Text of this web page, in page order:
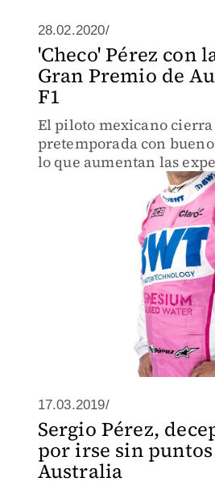
28.02.2020/
'Checo' Pérez con
Gran Premio de
F1
El piloto mexicano
pretemporada con
lo que aumentan las
17.03.2019/
Sergio Pérez,
por irse sin
Australia